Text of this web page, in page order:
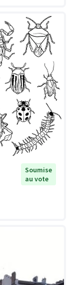
Soumise
au vote